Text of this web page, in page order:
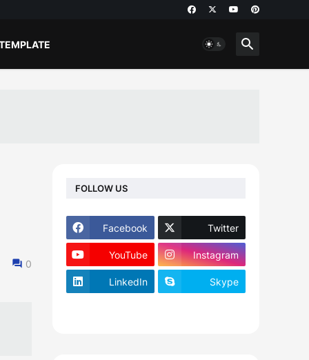
0
FOLLOW US
Facebook Twitter
YouTube Instagram
LinkedIn Skype